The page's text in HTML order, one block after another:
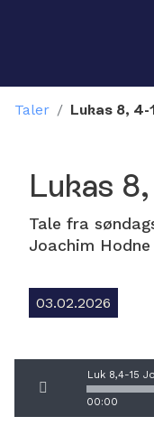
Bli med
Kalender
Taler / Lukas 8, 4-
Lukas
Tale fra
Joachim Hodne
03.02.2026
00:00
Luk 8,4-15